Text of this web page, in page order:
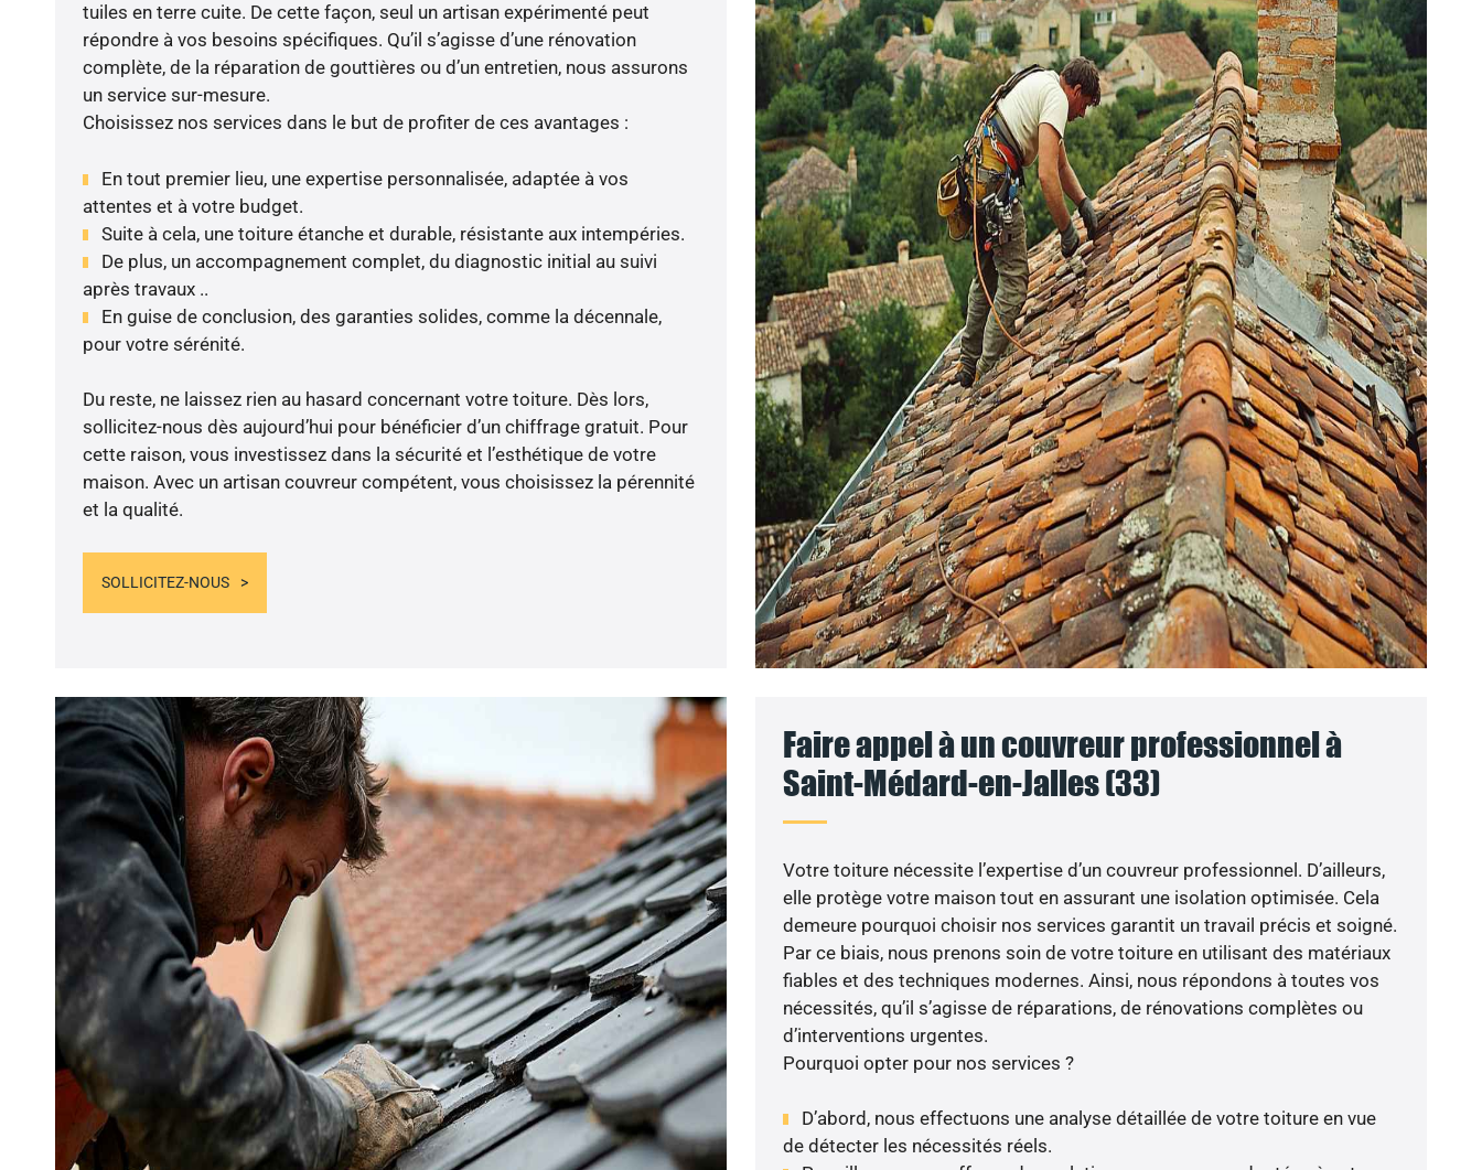
tuiles en terre cuite. De cette façon, seul un artisan expérimenté peut
répondre à vos besoins spécifiques. Qu’il s’agisse d’une rénovation
complète, de la réparation de gouttières ou d’un entretien, nous assurons
un service sur-mesure.
Choisissez nos services dans le but de profiter de ces avantages :
En tout premier lieu, une expertise personnalisée, adaptée à vos
attentes et à votre budget.
Suite à cela, une toiture étanche et durable, résistante aux intempéries.
De plus, un accompagnement complet, du diagnostic initial au suivi
après travaux ..
En guise de conclusion, des garanties solides, comme la décennale,
pour votre sérénité.
Du reste, ne laissez rien au hasard concernant votre toiture. Dès lors,
sollicitez-nous dès aujourd’hui pour bénéficier d’un chiffrage gratuit. Pour
cette raison, vous investissez dans la sécurité et l’esthétique de votre
maison. Avec un artisan couvreur compétent, vous choisissez la pérennité
et la qualité.
SOLLICITEZ-NOUS
Faire appel à un couvreur professionnel à
Saint-Médard-en-Jalles (33)
Votre toiture nécessite l’expertise d’un couvreur professionnel. D’ailleurs,
elle protège votre maison tout en assurant une isolation optimisée. Cela
demeure pourquoi choisir nos services garantit un travail précis et soigné.
Par ce biais, nous prenons soin de votre toiture en utilisant des matériaux
fiables et des techniques modernes. Ainsi, nous répondons à toutes vos
nécessités, qu’il s’agisse de réparations, de rénovations complètes ou
d’interventions urgentes.
Pourquoi opter pour nos services ?
D’abord, nous effectuons une analyse détaillée de votre toiture en vue
de détecter les nécessités réels.